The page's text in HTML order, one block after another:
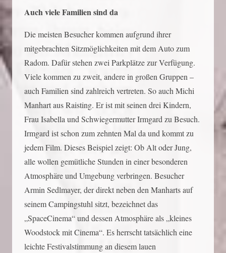
Auch viele Familien sind da
Die meisten Besucher kommen aufgrund ihrer
mitgebrachten Sitzmöglichkeiten mit dem Auto zum
Radom. Dafür stehen zwei Parkplätze zur Verfügung.
Viele kommen zu zweit, andere in großen Gruppen –
auch Familien sind zahlreich vertreten. So auch Michi
Manhart aus Raisting. Er ist mit seinen drei Kindern,
Frau Isabella und Schwiegermutter Irmgard zu Besuch.
Irmgard ist schon zum zehnten Mal da und kommt zu
jedem Film. Dieses Beispiel zeigt: Ob Alt oder Jung,
alle wollen gemütliche Stunden in einer besonderen
Atmosphäre und Umgebung verbringen. Besucher
Armin Sedlmayer, der direkt neben den Manharts auf
seinem Campingstuhl sitzt, bezeichnet das
„SpaceCinema“ und dessen Atmosphäre als „kleines
Woodstock mit Cinema“. Es herrscht tatsächlich eine
leichte Festivalstimmung an diesem lauen